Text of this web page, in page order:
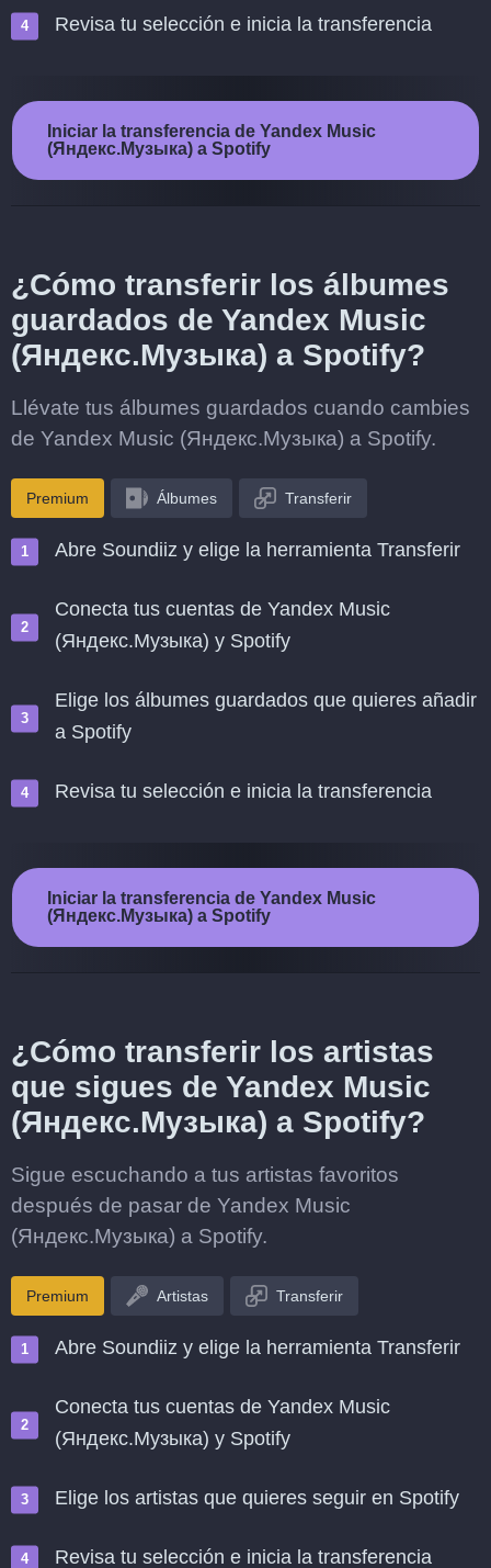
Revisa tu selección e inicia la transferencia
Iniciar la transferencia de Yandex Music
(Яндекс.Музыка) a Spotify
¿Cómo transferir los álbumes
guardados de Yandex Music
(Яндекс.Музыка) a Spotify?
Llévate tus álbumes guardados cuando cambies
de Yandex Music (Яндекс.Музыка) a Spotify.
Premium Álbumes Transferir
Abre Soundiiz y elige la herramienta Transferir
Conecta tus cuentas de Yandex Music
(Яндекс.Музыка) y Spotify
Elige los álbumes guardados que quieres añadir
a Spotify
Revisa tu selección e inicia la transferencia
Iniciar la transferencia de Yandex Music
(Яндекс.Музыка) a Spotify
¿Cómo transferir los artistas
que sigues de Yandex Music
(Яндекс.Музыка) a Spotify?
Sigue escuchando a tus artistas favoritos
después de pasar de Yandex Music
(Яндекс.Музыка) a Spotify.
Premium Artistas Transferir
Abre Soundiiz y elige la herramienta Transferir
Conecta tus cuentas de Yandex Music
(Яндекс.Музыка) y Spotify
Elige los artistas que quieres seguir en Spotify
Revisa tu selección e inicia la transferencia